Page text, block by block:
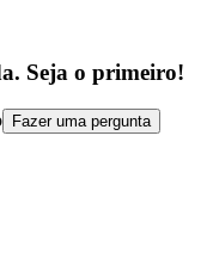
Seja o primeiro!
Fazer uma pergunta